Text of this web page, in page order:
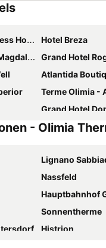
Sotelia
Hotel Breza
Grand Hotel
Atlantida
Terme Olimia -
Grand Hotel
& SPA
Natura Amon
Hotel Zagreb -
Guest House
Oranda Village
Penzion Plac ob
- Olimia
Lignano
Nassfeld
Hauptbahnhof
Sonnentherme
Histrion